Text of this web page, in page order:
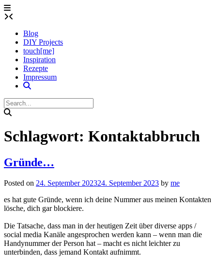
Skip
to
Blog
DIY Projects
touch[me]
Inspiration
Rezepte
Impressum
Schlagwort: Kontaktabbruch
Gründe…
Posted on 24. September 202324. September 2023 by me
es hat gute Gründe, wenn ich deine Nummer aus meinen Kontakten
lösche, dich gar blockiere.
Die Tatsache, dass man in der heutigen Zeit über diverse apps /
social media Kanäle angesprochen werden kann – wenn man die
Handynummer der Person hat – macht es nicht leichter zu
unterbinden, dass jemand Kontakt aufnimmt.